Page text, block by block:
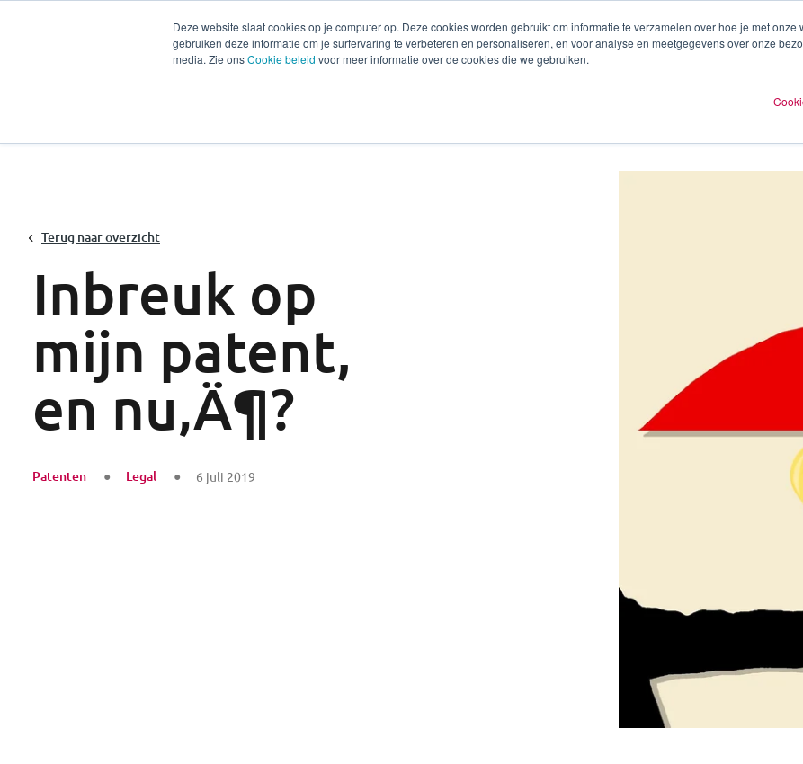
Deze website slaat cookies op je computer op. Deze cookies worden gebruikt om informatie te verzamelen over hoe je met
gebruiken deze informatie om je surfervaring te verbeteren en personaliseren, en voor analyse en meetgegevens over onze
media. Zie onsCookie beleid voor meer informatie over de cookies die we gebruiken.
Diensten Sectoren Experts
Terug naar overzicht
Inbreuk op
mijn patent,
en nu‚Ä¶?
Patenten Legal 6 juli 2019